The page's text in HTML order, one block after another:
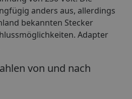
anders aus, allerdings
bekannten Stecker
Adapter
von und nach